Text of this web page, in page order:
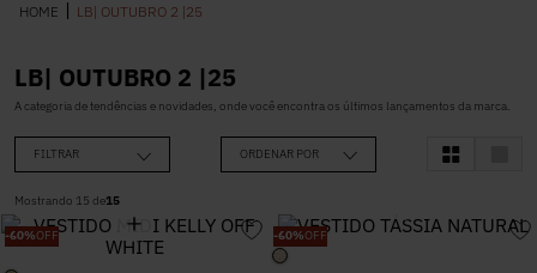
LB| OUTUBRO 2 |25
LB| OUTUBRO 2 |25
A categoria de tendências e novidades, onde você encontra os últimos lançamentos da marca.
FILTRAR ORDENAR POR
Mostrando 15 de15
-60%OFF -60%OFF
6º Colete